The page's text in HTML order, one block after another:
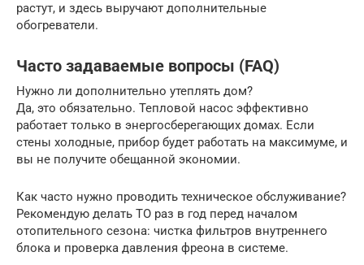
растут, и здесь выручают дополнительные
обогреватели.
Часто задаваемые вопросы (FAQ)
Нужно ли дополнительно утеплять дом?
Да, это обязательно. Тепловой насос эффективно
работает только в энергосберегающих домах. Если
стены холодные, прибор будет работать на максимуме, и
вы не получите обещанной экономии.
Как часто нужно проводить техническое обслуживание?
Рекомендую делать ТО раз в год перед началом
отопительного сезона: чистка фильтров внутреннего
блока и проверка давления фреона в системе.